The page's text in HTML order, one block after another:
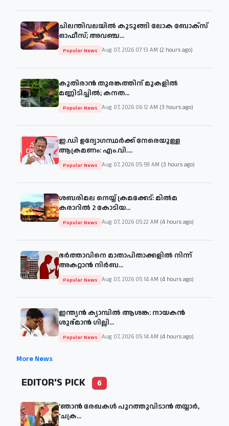
ചിലന്തിവലയിൽ കുടുങ്ങി ലോക ബോക്സ്
ഓഫീസ്; അവഞ്ച...
Popular News Aug 07, 2026 07:13 AM (2 hours ago)
കുതിരാൻ തുരങ്കത്തിന് മുകളിൽ
മണ്ണിടിച്ചിൽ; കനത...
Popular News Aug 07, 2026 06:12 AM (3 hours ago)
ഇ.ഡി ഉദ്യോഗസ്ഥർക്ക് നേരെയുള്ള
ആക്രമണം: എം.വി....
Popular News Aug 07, 2026 05:59 AM (3 hours ago)
ശബരിമല നെയ്യ് ക്രമക്കേട്: മിൽമ
കരാറിൽ 2 കോടിയ...
Popular News Aug 07, 2026 05:22 AM (4 hours ago)
ഭർത്താവിനെ മാതാപിതാക്കളിൽ നിന്ന്
അകറ്റാൻ നിർബ...
Popular News Aug 07, 2026 05:14 AM (4 hours ago)
ഇന്ത്യൻ ക്യാമ്പിൽ ആശങ്ക: നായകൻ
ശുഭ്മാൻ ഗില്ലി...
Popular News Aug 07, 2026 05:14 AM (4 hours ago)
More News
EDITOR'S PICK 6
'ഞാന്‍ രേഖകള്‍ പുറത്തുവിടാന്‍ തയ്യാര്‍,
'ചക്ര...